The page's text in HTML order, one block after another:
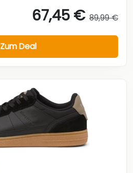
67,45 € 89,99 €
Zum Deal